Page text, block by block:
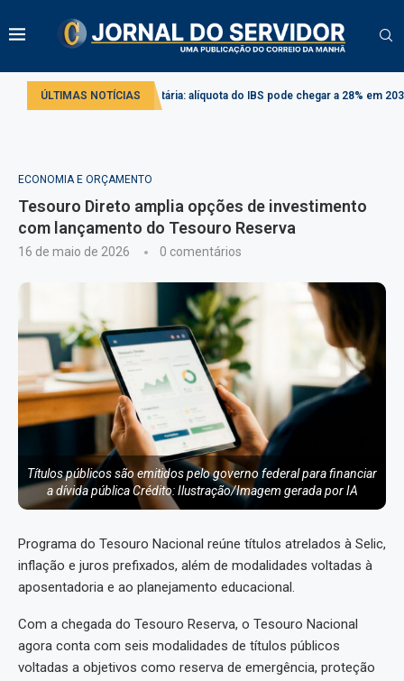
ÚLTIMAS NOTÍCIAS
tributária: alíquota do IBS pode chegar a 28% em 2033 Projeto
ECONOMIA E ORÇAMENTO
Tesouro Direto amplia opções de investimento
com lançamento do Tesouro Reserva
16 de maio de 2026 0 comentários
Títulos públicos são emitidos pelo governo federal para financiar
a dívida pública Crédito: Ilustração/Imagem gerada por IA
Programa do Tesouro Nacional reúne títulos atrelados à Selic,
inflação e juros prefixados, além de modalidades voltadas à
aposentadoria e ao planejamento educacional.
Com a chegada do Tesouro Reserva, o Tesouro Nacional
agora conta com seis modalidades de títulos públicos
voltadas a objetivos como reserva de emergência, proteção